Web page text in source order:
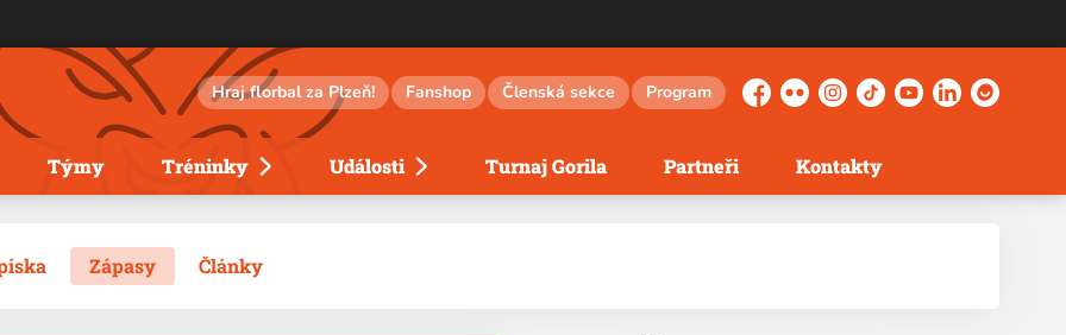
Hraj florbal za Plzeň! Fanshop Členská sekce Program Facebook
FlickrInstagram
TikTokYouTubeLinkedInHerohero
Týmy Tréninky Události Turnaj Gorila Partneři Kontakty
Zápasy Články